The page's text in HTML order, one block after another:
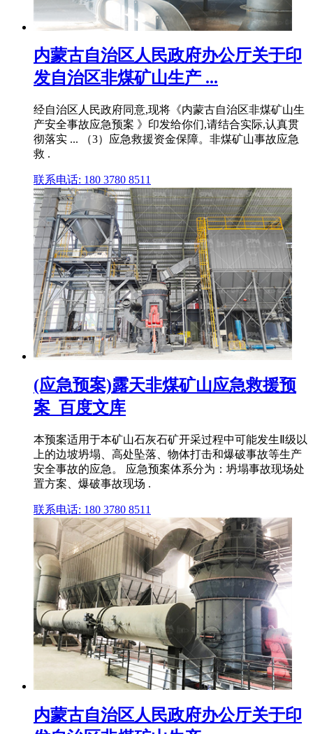
内蒙古自治区人民政府办公厅关于印
发自治区非煤矿山生产 ...
经自治区人民政府同意,现将《内蒙古自治区非煤矿山生
产安全事故应急预案 》印发给你们,请结合实际,认真贯
彻落实 ... （3）应急救援资金保障。非煤矿山事故应急
救 .
联系电话: 180 3780 8511
(应急预案)露天非煤矿山应急救援预
案_百度文库
本预案适用于本矿山石灰石矿开采过程中可能发生Ⅱ级以
上的边坡坍塌、高处坠落、物体打击和爆破事故等生产
安全事故的应急。 应急预案体系分为：坍塌事故现场处
置方案、爆破事故现场 .
联系电话: 180 3780 8511
内蒙古自治区人民政府办公厅关于印